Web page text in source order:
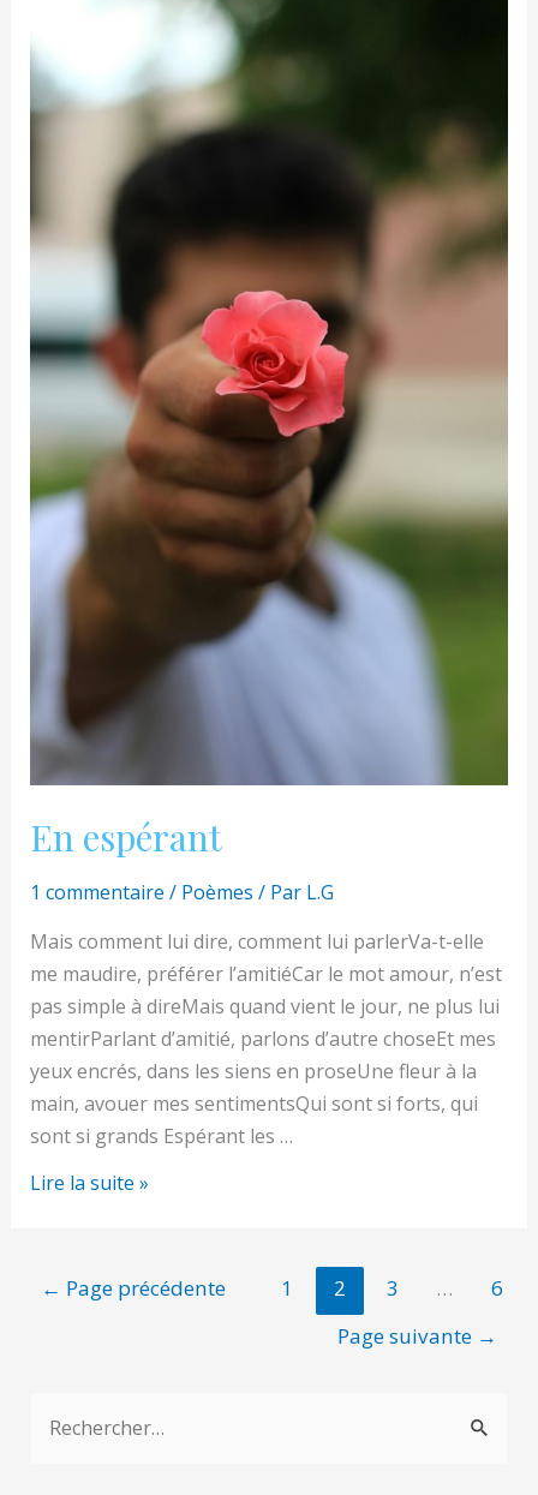
En espérant
1 commentaire / Poèmes / Par L.G
Mais comment lui dire, comment lui parlerVa-t-elle
me maudire, préférer l’amitiéCar le mot amour, n’est
pas simple à direMais quand vient le jour, ne plus lui
mentirParlant d’amitié, parlons d’autre choseEt mes
yeux encrés, dans les siens en proseUne fleur à la
main, avouer mes sentimentsQui sont si forts, qui
sont si grands Espérant les …
En
Lire la suite »
Pagination
← Page précédente 1 2 3 …
6
Page suivante →